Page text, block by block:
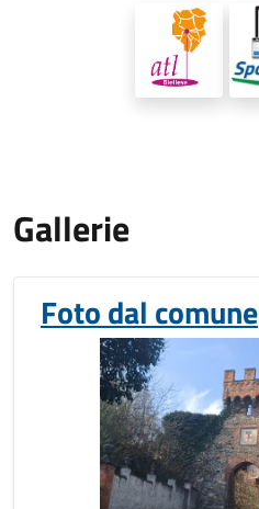
Gallerie
Foto dal comune